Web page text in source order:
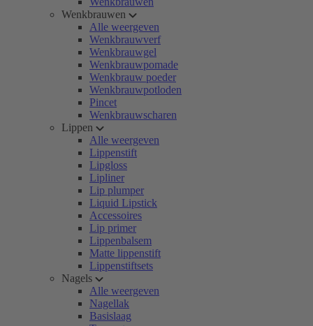
Wenkbrauwen
Alle weergeven
Wenkbrauwverf
Wenkbrauwgel
Wenkbrauwpomade
Wenkbrauw poeder
Wenkbrauwpotloden
Pincet
Wenkbrauwscharen
Lippen
Alle weergeven
Lippenstift
Lipgloss
Lipliner
Lip plumper
Liquid Lipstick
Accessoires
Lip primer
Lippenbalsem
Matte lippenstift
Lippenstiftsets
Nagels
Alle weergeven
Nagellak
Basislaag